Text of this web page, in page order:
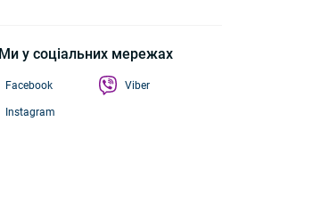
Ми у соціальних мережах
Facebook
Instagram
Viber